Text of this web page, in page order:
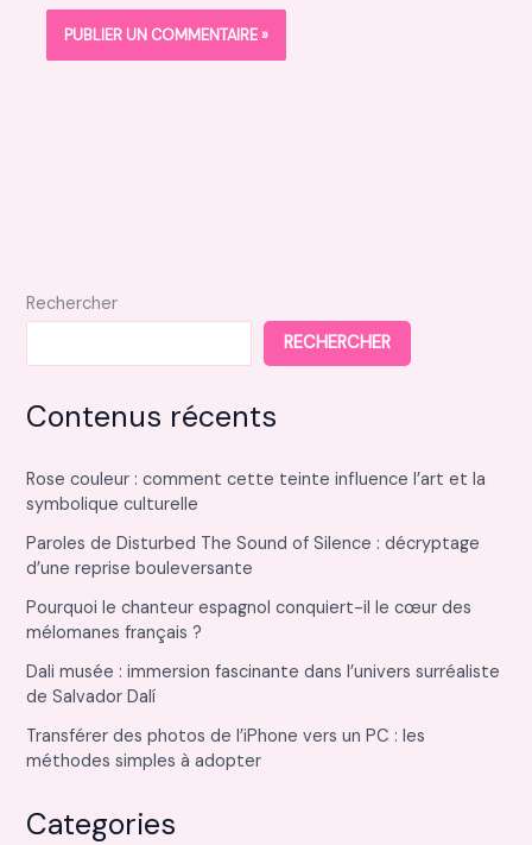
Rechercher
RECHERCHER
Contenus récents
Rose couleur : comment cette teinte influence l’art et la
symbolique culturelle
Paroles de Disturbed The Sound of Silence : décryptage
d’une reprise bouleversante
Pourquoi le chanteur espagnol conquiert-il le cœur des
mélomanes français ?
Dali musée : immersion fascinante dans l’univers surréaliste
de Salvador Dalí
Transférer des photos de l’iPhone vers un PC : les
méthodes simples à adopter
Categories